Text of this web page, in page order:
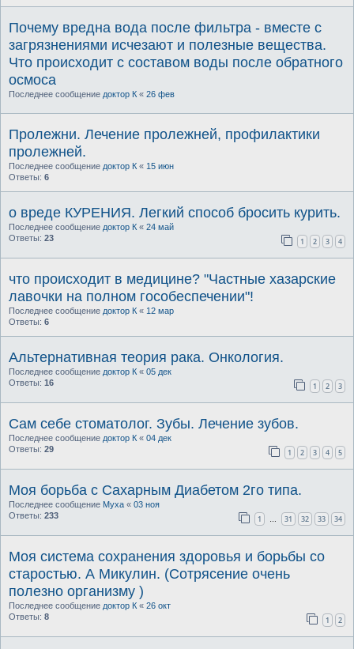
Почему вредна вода после фильтра - вместе с
загрязнениями исчезают и полезные вещества.
Что происходит с составом воды после обратного
осмоса
Последнее сообщение доктор К « 26 фев
Пролежни. Лечение пролежней, профилактики
пролежней.
Последнее сообщение доктор К « 15 июн
Ответы: 6
о вреде КУРЕНИЯ. Легкий способ бросить курить.
Последнее сообщение доктор К « 24 май
Ответы: 23 1 2 3 4
что происходит в медицине? "Частные хазарские
лавочки на полном гособеспечении"!
Последнее сообщение доктор К « 12 мар
Ответы: 6
Альтернативная теория рака. Онкология.
Последнее сообщение доктор К « 05 дек
Ответы: 16 1 2 3
Сам себе стоматолог. Зубы. Лечение зубов.
Последнее сообщение доктор К « 04 дек
Ответы: 29 1 2 3 4 5
Моя борьба с Сахарным Диабетом 2го типа.
Последнее сообщение Муха « 03 ноя
Ответы: 233 1 … 31 32 33 34
Моя система сохранения здоровья и борьбы со
старостью. А Микулин. (Сотрясение очень
полезно организму )
Последнее сообщение доктор К « 26 окт
Ответы: 8 1 2